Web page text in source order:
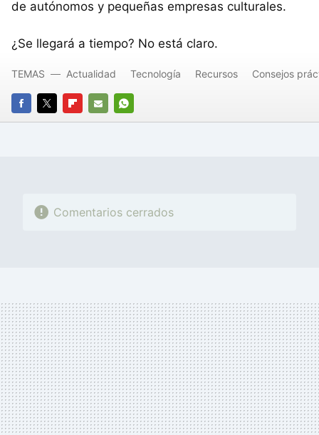
de autónomos y pequeñas empresas culturales.
¿Se llegará a tiempo? No está claro.
FACEBOOK
TWITTERFLIPBOARD
E-
WHATSAPP
TEMAS Actualidad Tecnología Recursos Consejos
Comentarios cerrados